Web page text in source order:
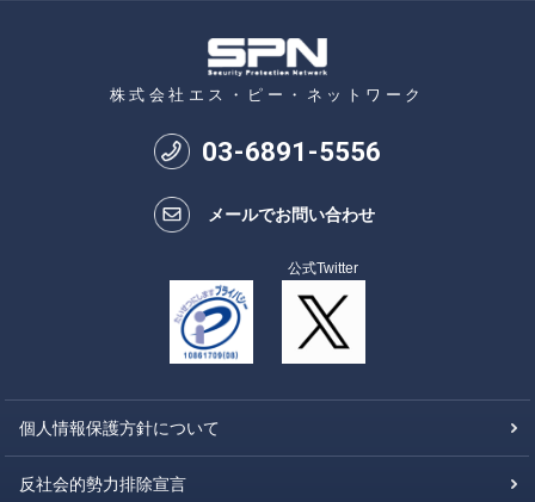
株式会社エス・ピー・ネットワーク
03-6891-5556
メールでお問い合わせ
公式Twitter
個人情報保護方針について
反社会的勢力排除宣言